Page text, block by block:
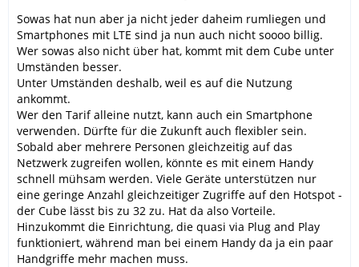
Sowas hat nun aber ja nicht jeder daheim rumliegen und
Smartphones mit LTE sind ja nun auch nicht soooo billig.
Wer sowas also nicht über hat, kommt mit dem Cube unter
Umständen besser.
Unter Umständen deshalb, weil es auf die Nutzung
ankommt.
Wer den Tarif alleine nutzt, kann auch ein Smartphone
verwenden. Dürfte für die Zukunft auch flexibler sein.
Sobald aber mehrere Personen gleichzeitig auf das
Netzwerk zugreifen wollen, könnte es mit einem Handy
schnell mühsam werden. Viele Geräte unterstützen nur
eine geringe Anzahl gleichzeitiger Zugriffe auf den Hotspot -
der Cube lässt bis zu 32 zu. Hat da also Vorteile.
Hinzukommt die Einrichtung, die quasi via Plug and Play
funktioniert, während man bei einem Handy da ja ein paar
Handgriffe mehr machen muss.